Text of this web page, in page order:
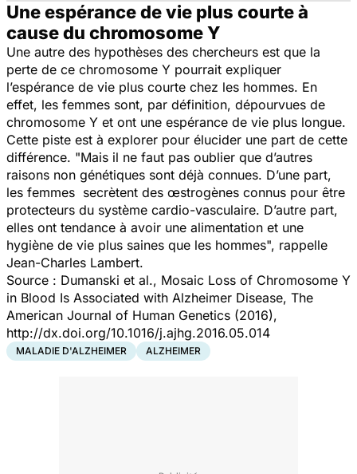
Une espérance de vie plus courte à
cause du chromosome Y
Une autre des hypothèses des chercheurs est que la
perte de ce chromosome Y pourrait expliquer
l’espérance de vie plus courte chez les hommes. En
effet, les femmes sont, par définition, dépourvues de
chromosome Y et ont une espérance de vie plus longue.
Cette piste est à explorer pour élucider une part de cette
différence. "Mais il ne faut pas oublier que d’autres
raisons non génétiques sont déjà connues. D’une part,
les femmes secrètent des œstrogènes connus pour être
protecteurs du système cardio-vasculaire. D’autre part,
elles ont tendance à avoir une alimentation et une
hygiène de vie plus saines que les hommes", rappelle
Jean-Charles Lambert.
Source : Dumanski et al., Mosaic Loss of Chromosome Y
in Blood Is Associated with Alzheimer Disease, The
American Journal of Human Genetics (2016),
http://dx.doi.org/10.1016/j.ajhg.2016.05.014
MALADIE D'ALZHEIMER ALZHEIMER